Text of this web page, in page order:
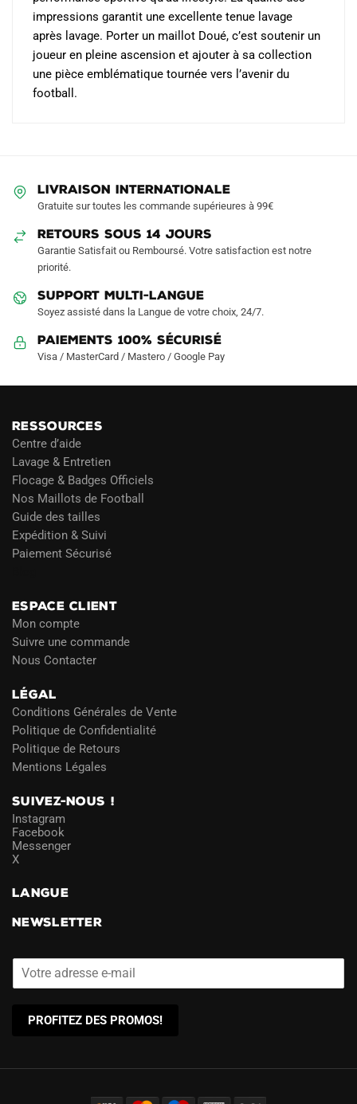
impressions garantit une excellente tenue lavage
après lavage. Porter un maillot Doué, c’est soutenir un
joueur en pleine ascension et ajouter à sa collection
une pièce emblématique tournée vers l’avenir du
football.
LIVRAISON INTERNATIONALE
Gratuite sur toutes les commande supérieures à 99€
RETOURS SOUS 14 JOURS
Garantie Satisfait ou Remboursé. Votre satisfaction est notre
priorité.
SUPPORT MULTI-LANGUE
Soyez assisté dans la Langue de votre choix, 24/7.
Paiements 100% Sécurisé
Visa / MasterCard / Mastero / Google Pay
RESSOURCES
Centre d’aide
Lavage & Entretien
Flocage & Badges Officiels
Nos Maillots de Football
Guide des tailles
Expédition & Suivi
Paiement Sécurisé
ESPACE CLIENT
Mon compte
Suivre une commande
Nous Contacter
LÉGAL
Conditions Générales de Vente
Politique de Confidentialité
Politique de Retours
Mentions Légales
SUIVEZ-NOUS !
Instagram
Facebook
Messenger
X
LANGUE
NEWSLETTER
PROFITEZ DES PROMOS!